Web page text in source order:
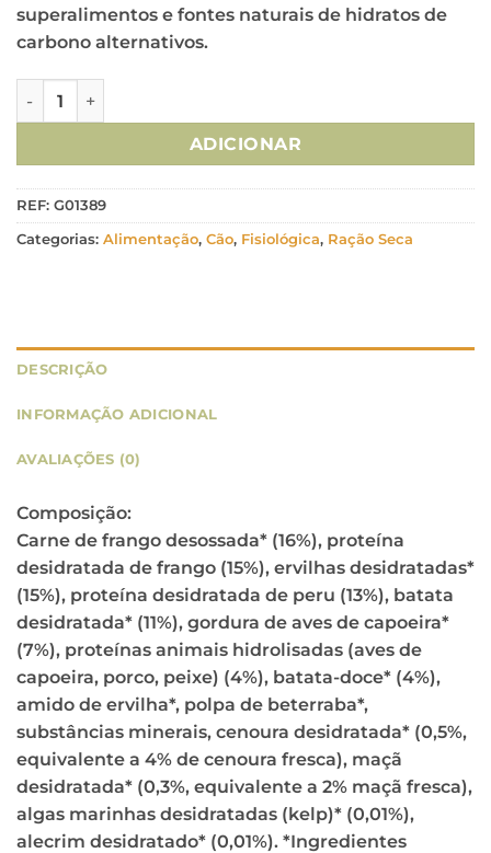
superalimentos e fontes naturais de hidratos de
carbono alternativos.
Quantidade de Natures Variety Cão No Grain Medium/
ADICIONAR
REF: G01389
Categorias: Alimentação, Cão, Fisiológica, Ração Seca
DESCRIÇÃO
INFORMAÇÃO ADICIONAL
AVALIAÇÕES (0)
Composição:
Carne de frango desossada* (16%), proteína
desidratada de frango (15%), ervilhas desidratadas*
(15%), proteína desidratada de peru (13%), batata
desidratada* (11%), gordura de aves de capoeira*
(7%), proteínas animais hidrolisadas (aves de
capoeira, porco, peixe) (4%), batata-doce* (4%),
amido de ervilha*, polpa de beterraba*,
substâncias minerais, cenoura desidratada* (0,5%,
equivalente a 4% de cenoura fresca), maçã
desidratada* (0,3%, equivalente a 2% maçã fresca),
algas marinhas desidratadas (kelp)* (0,01%),
alecrim desidratado* (0,01%). *Ingredientes